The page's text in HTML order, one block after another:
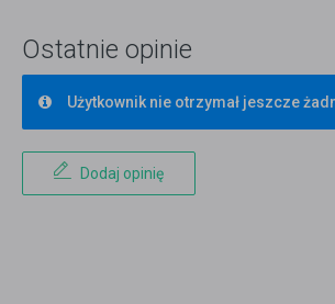
Ostatnie opinie
Użytkownik nie otrzymał jeszcze
Dodaj opinię